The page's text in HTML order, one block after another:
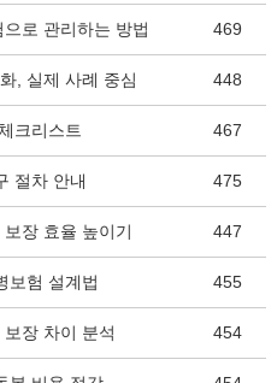
로 관리하는 방법 469
, 실제 사례 중심 448
크리스트 467
절차 안내 475
장 효율 높이기 447
보험 설계법 455
장 차이 분석 454